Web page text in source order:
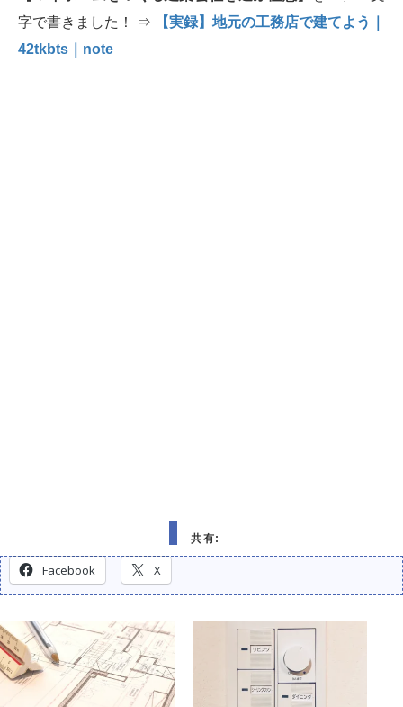
字で書きました！ ⇒
【実録】地元の工務店で建てよう｜
42tkbts｜note
共有:
Facebook X